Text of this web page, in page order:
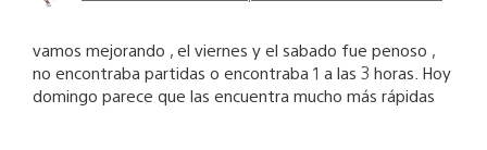
vamos mejorando , el viernes y el sabado fue penoso ,
no encontraba partidas o encontraba 1 a las 3 horas. Hoy
domingo parece que las encuentra mucho más rápidas